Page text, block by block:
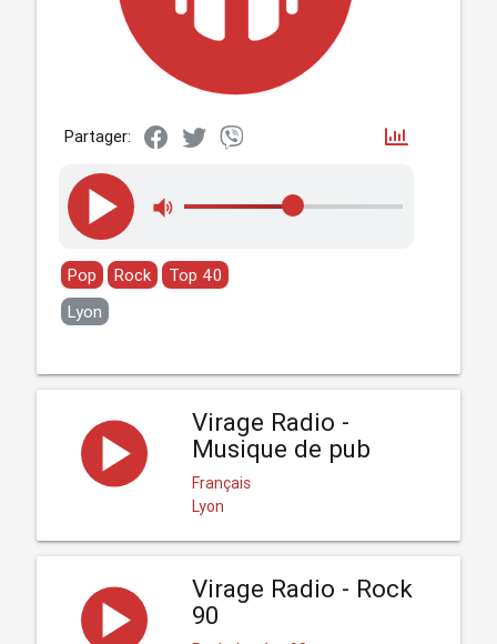
Partager:
Pop Rock
Top 40
Lyon
Virage Radio -
Musique de pub
Français
Lyon
Virage Radio - Rock
90